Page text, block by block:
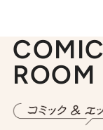
ROOM